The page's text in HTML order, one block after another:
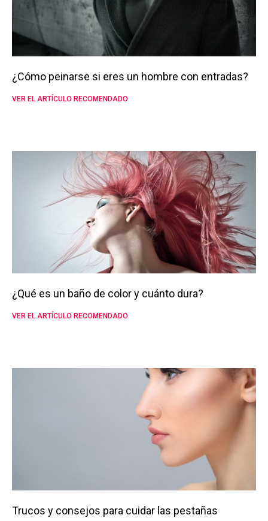
¿Cómo peinarse si eres un hombre con entradas?
VER EL ARTÍCULO RECOMENDADO
¿Qué es un baño de color y cuánto dura?
VER EL ARTÍCULO RECOMENDADO
Trucos y consejos para cuidar las pestañas